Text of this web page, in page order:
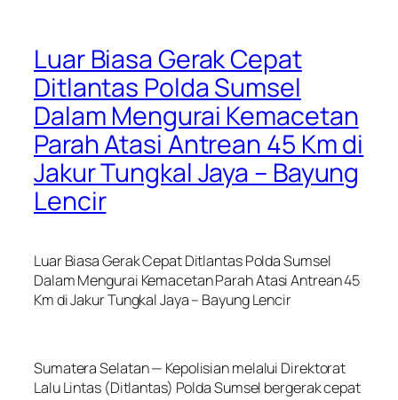
Luar Biasa Gerak Cepat
Ditlantas Polda Sumsel
Dalam Mengurai Kemacetan
Parah Atasi Antrean 45 Km di
Jakur Tungkal Jaya – Bayung
Lencir
Luar Biasa Gerak Cepat Ditlantas Polda Sumsel
Dalam Mengurai Kemacetan Parah Atasi Antrean 45
Km di Jakur Tungkal Jaya – Bayung Lencir
Sumatera Selatan — Kepolisian melalui Direktorat
Lalu Lintas (Ditlantas) Polda Sumsel bergerak cepat